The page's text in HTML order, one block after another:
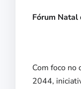
Fórum
Com foco no
2044,